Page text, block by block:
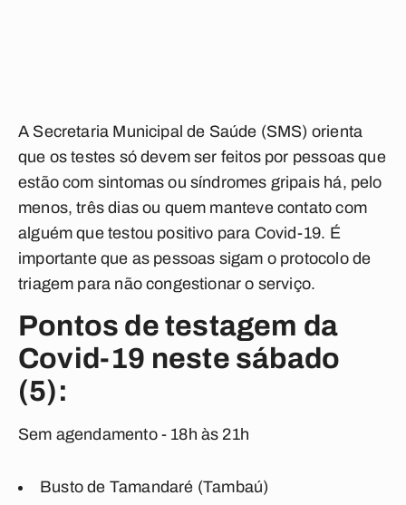
A Secretaria Municipal de Saúde (SMS) orienta
que os testes só devem ser feitos por pessoas que
estão com sintomas ou síndromes gripais há, pelo
menos, três dias ou quem manteve contato com
alguém que testou positivo para Covid-19. É
importante que as pessoas sigam o protocolo de
triagem para não congestionar o serviço.
Pontos de testagem da
Covid-19 neste sábado
(5):
Sem agendamento - 18h às 21h
Busto de Tamandaré (Tambaú)